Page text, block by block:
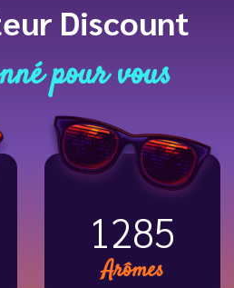
Discount
pour vous
1537
Arômes